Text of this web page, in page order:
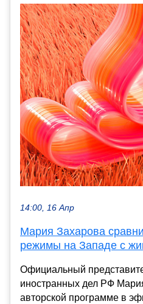
14:00, 16 Апр
Мария Захарова
режимы на Западе с
Официальный
иностранных дел РФ
авторской программе в